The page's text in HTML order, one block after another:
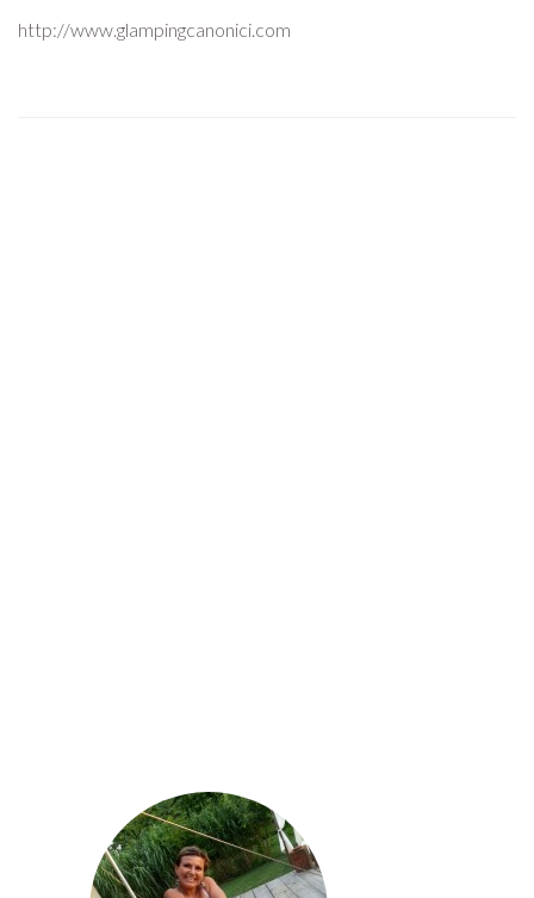
http://www.glampingcanonici.com